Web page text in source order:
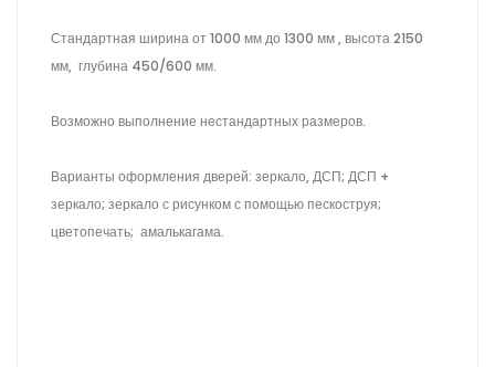
Стандартная ширина от 1000 мм до 1300 мм , высота 2150
мм, глубина 450/600 мм.
Возможно выполнение нестандартных размеров.
Варианты оформления дверей: зеркало, ДСП; ДСП +
зеркало; зеркало с рисунком с помощью пескоструя;
цветопечать; амалькагама.